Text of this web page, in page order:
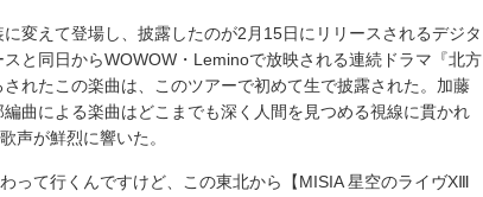
変えて登場し、披露したのが2月15日にリリースされるデジタ
と同日からWOWOW・Leminoで放映される連続ドラマ『北方
れたこの楽曲は、このツアーで初めて生で披露された。加藤
曲による楽曲はどこまでも深く人間を見つめる視線に貫かれ
声が鮮烈に響いた。
って行くんですけど、この東北から【MISIA 星空のライヴXⅢ